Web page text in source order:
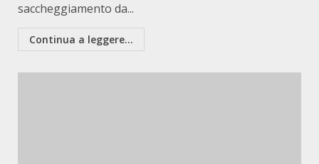
saccheggiamento da...
Continua a leggere...